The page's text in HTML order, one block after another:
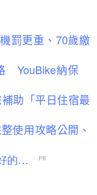
罰更重、70歲繳
YouBike納保
助「平日住宿最
使用攻略公開、